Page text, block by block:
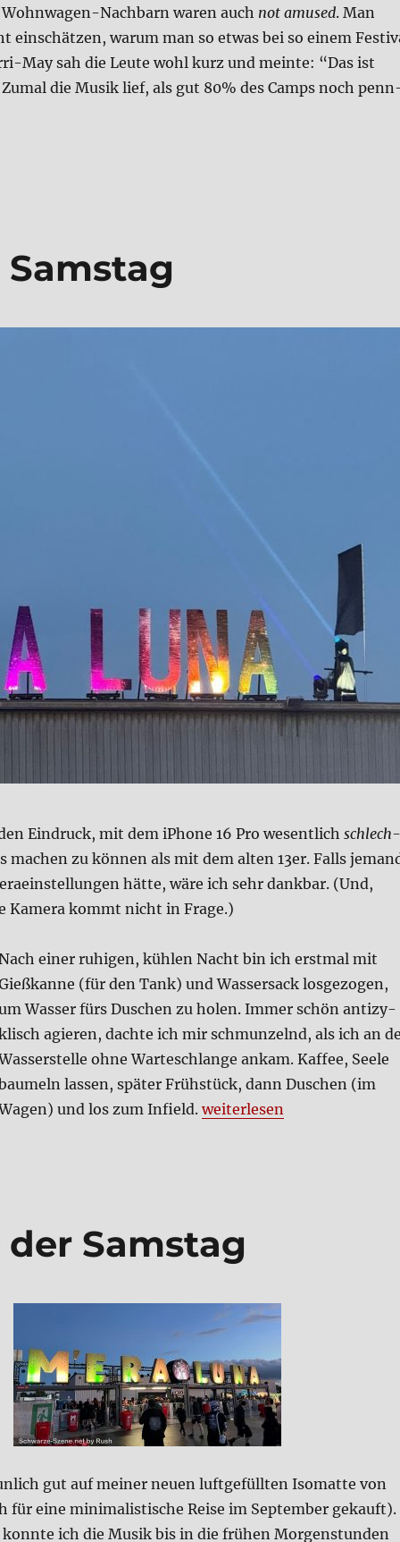
Nach­barn waren auch not amu­sed. Man
ein­schät­zen, war­um man so etwas bei so einem
May sah die Leu­te wohl kurz und mein­te: “Das ist
die Musik lief, als gut 80% des Camps noch
2025 – Sams­tag“
Sams­tag
Ein­druck, mit dem iPho­ne 16 Pro wesent­lich schlech­
zu kön­nen als mit dem alten 13er. Falls
hät­te, wäre ich sehr dank­bar. (Und,
Kame­ra kommt nicht in Fra­ge.)
einer ruhi­gen, küh­len Nacht bin ich erst­mal mit
(für den Tank) und Was­ser­sack los­ge­zo­gen,
Was­ser fürs Duschen zu holen. Immer schön anti­zy­
agie­ren, dach­te ich mir schmun­zelnd, als ich an
ohne War­te­schlan­ge ankam. Kaf­fee, See­le
las­sen, spä­ter Früh­stück, dann Duschen (im
und los zum Infield.„M’era Luna 2025 –
wei­ter­le­sen
der Sams­tag
gut auf mei­ner neu­en luft­ge­füll­ten Iso­mat­te von
für eine mini­ma­li­sti­sche Rei­se im Sep­tem­ber gekauft).
ich die Musik bis in die frü­hen Mor­gen­stun­den